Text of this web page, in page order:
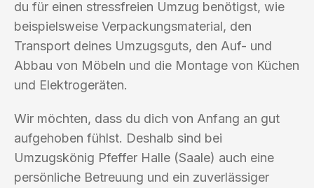
du für einen stressfreien Umzug benötigst, wie
beispielsweise Verpackungsmaterial, den
Transport deines Umzugsguts, den Auf- und
Abbau von Möbeln und die Montage von Küchen
und Elektrogeräten.
Wir möchten, dass du dich von Anfang an gut
aufgehoben fühlst. Deshalb sind bei
Umzugskönig Pfeffer Halle (Saale) auch eine
persönliche Betreuung und ein zuverlässiger